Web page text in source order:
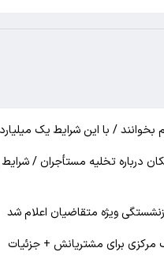
بخوانند / با این شرایط یک
درباره تخلیه مستأجران /
ویژه متقاضیان اعلام شد
مرکزی برای مشتریانش + جزئیات